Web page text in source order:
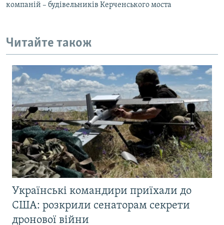
компаній – будівельників Керченського моста
Читайте також
Українські командири приїхали до
США: розкрили сенаторам секрети
дронової війни